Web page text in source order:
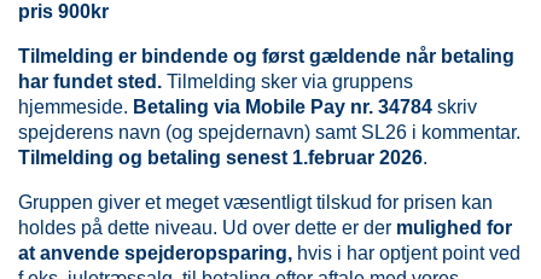
pris 900kr
Tilmelding er bindende og først gældende når betaling
har fundet sted. Tilmelding sker via gruppens
hjemmeside. Betaling via Mobile Pay nr. 34784 skriv
spejderens navn (og spejdernavn) samt SL26 i kommentar.
Tilmelding og betaling senest 1.februar 2026.
Gruppen giver et meget væsentligt tilskud for prisen kan
holdes på dette niveau. Ud over dette er der mulighed for
at anvende spejderopsparing, hvis i har optjent point ved